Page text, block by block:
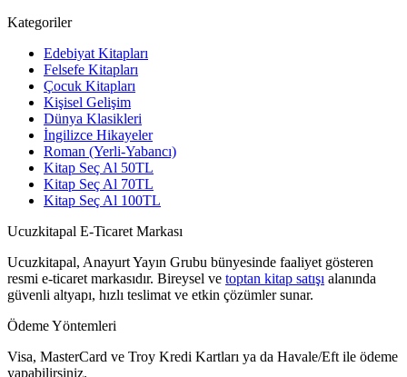
Kategoriler
Edebiyat Kitapları
Felsefe Kitapları
Çocuk Kitapları
Kişisel Gelişim
Dünya Klasikleri
İngilizce Hikayeler
Roman (Yerli-Yabancı)
Kitap Seç Al 50TL
Kitap Seç Al 70TL
Kitap Seç Al 100TL
Ucuzkitapal E-Ticaret Markası
Ucuzkitapal, Anayurt Yayın Grubu bünyesinde faaliyet gösteren
resmi e-ticaret markasıdır. Bireysel ve toptan kitap satışı alanında
güvenli altyapı, hızlı teslimat ve etkin çözümler sunar.
Ödeme Yöntemleri
Visa, MasterCard ve Troy Kredi Kartları ya da Havale/Eft ile ödeme
yapabilirsiniz.